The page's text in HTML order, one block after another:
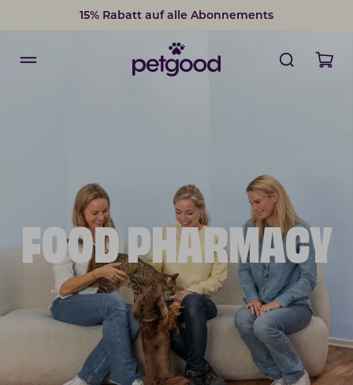
15% Rabatt auf alle Abonnements
FOOD PHARMACY